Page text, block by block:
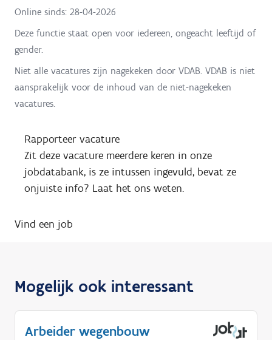
Online sinds: 28-04-2026
Deze functie staat open voor iedereen, ongeacht leeftijd of
gender.
Niet alle vacatures zijn nagekeken door VDAB. VDAB is niet
aansprakelijk voor de inhoud van de niet-nagekeken
vacatures.
Rapporteer vacature
Zit deze vacature meerdere keren in onze
jobdatabank, is ze intussen ingevuld, bevat ze
onjuiste info? Laat het ons weten.
Vind een job
Mogelijk ook interessant
Arbeider wegenbouw